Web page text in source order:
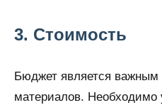
3. Стоимость
Бюджет является
материалов. Необходимо